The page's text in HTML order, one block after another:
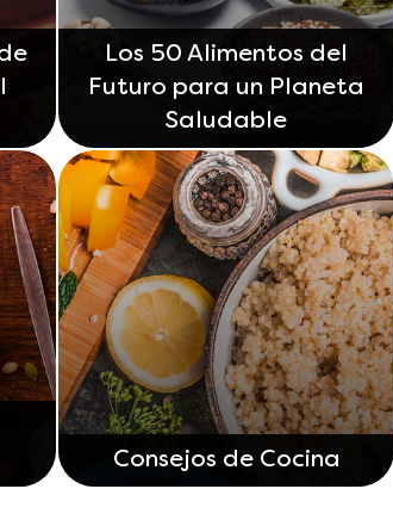
Los 50 Alimentos del
Futuro para un Planeta
Saludable
Consejos de Cocina